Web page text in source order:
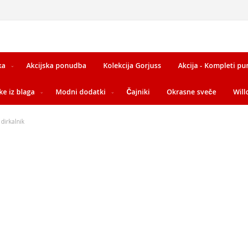
Akcijska ponudba Kolekcija Gorjuss Akcija - Kompleti
iz blaga Modni dodatki Čajniki Okrasne sveče
dirkalnik